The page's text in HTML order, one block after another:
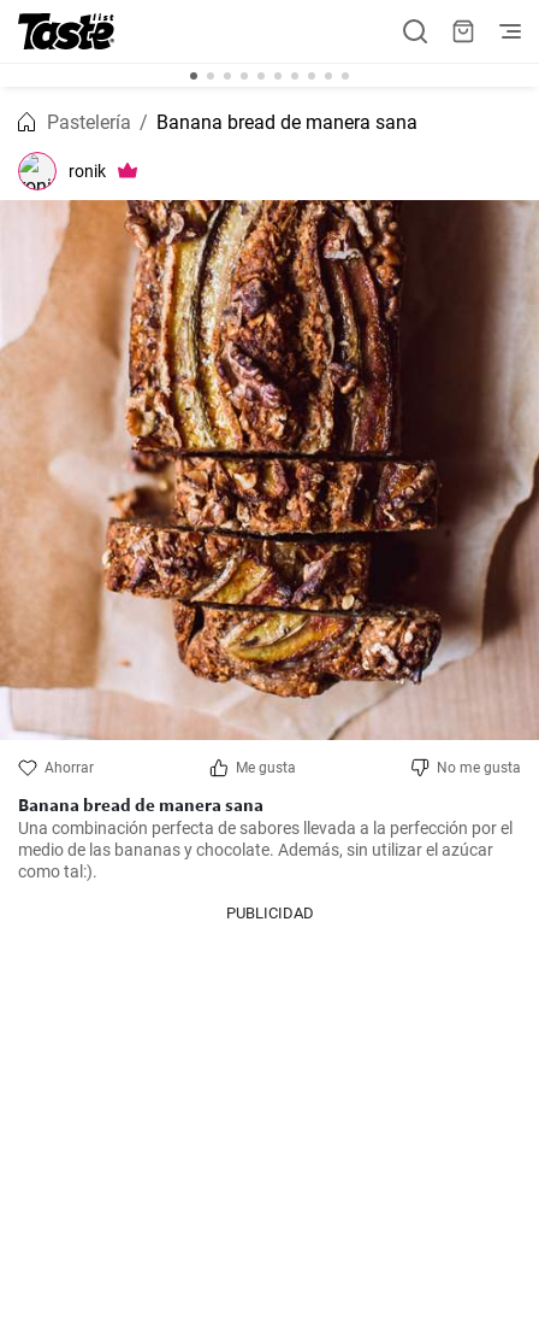
Pastelería Banana bread de manera sana
ronik
Ahorrar Me gusta No me gusta
Banana bread de manera sana
Una combinación perfecta de sabores llevada a la perfección por el
medio de las bananas y chocolate. Además, sin utilizar el azúcar
como tal:).
PUBLICIDAD